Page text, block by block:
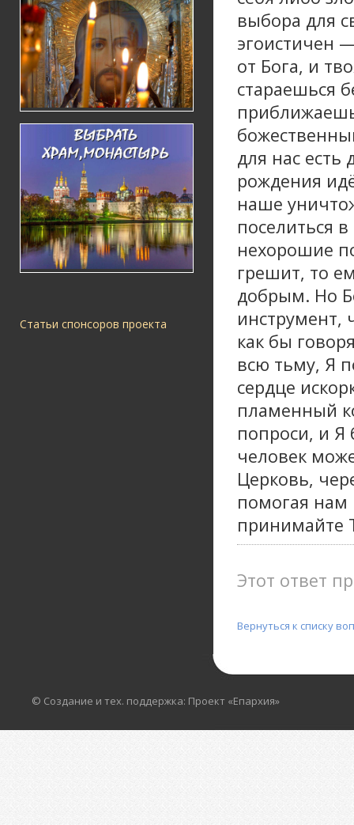
Статьи спонсоров проекта
выбора для
эгоистичен
от Бога, и
стараешься
для нас есть
рождения
наше
поселиться
нехорошие
грешит, то
добрым. Но
инструмент,
как бы
всю тьму, Я
сердце
пламенный
попроси, и Я
человек
Церковь,
помогая
принимайте
Этот ответ
Вернуться к списку
© Создание и тех. поддержка: Проект «Епархия»